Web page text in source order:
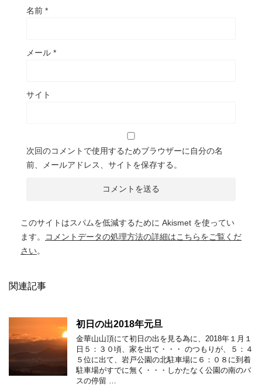
名前 *
メール *
サイト
次回のコメントで使用するためブラウザーに自分の名
前、メールアドレス、サイトを保存する。
このサイトはスパムを低減するために Akismet を使ってい
ます。
コメントデータの処理方法の詳細はこちらをご覧くだ
さい。
関連記事
初日の出2018年元旦
金華山山頂にて初日の出を見る為に、2018年１月１
日５：３０頃、家を出て・・・ のつもりが、５：４
５位に出て、岩戸公園の北駐車場に６：０８に到着
駐車場がすでに無く・・・しかたなく公園の南のバ
スの停留 …